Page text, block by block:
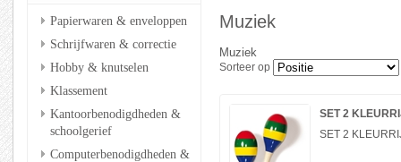
Papierwaren & enveloppen
Schrijfwaren & correctie
Hobby & knutselen
Klassement
Kantoorbenodigdheden &
schoolgerief
Computerbenodigdheden &
Muziek
Muziek
Sorteer op
SET 2
SET 2